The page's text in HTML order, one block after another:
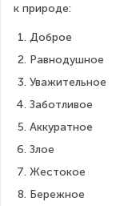
к природе:
Доброе
Равнодушное
Уважительное
Заботливое
Аккуратное
Злое
Жестокое
Бережное